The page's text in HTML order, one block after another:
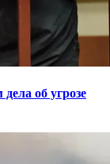
об угрозе